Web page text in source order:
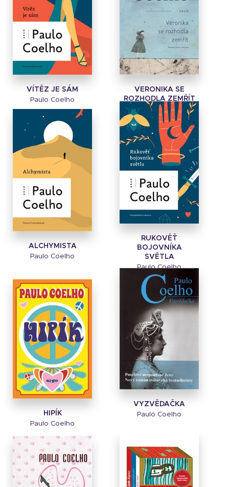
VÍTĚZ JE SÁM
Paulo Coelho
VERONIKA SE
ROZHODLA ZEMŘÍT
Paulo Coelho
ALCHYMISTA
Paulo Coelho
RUKOVĚŤ
BOJOVNÍKA
SVĚTLA
Paulo Coelho
HIPÍK
Paulo Coelho
VYZVĚDAČKA
Paulo Coelho